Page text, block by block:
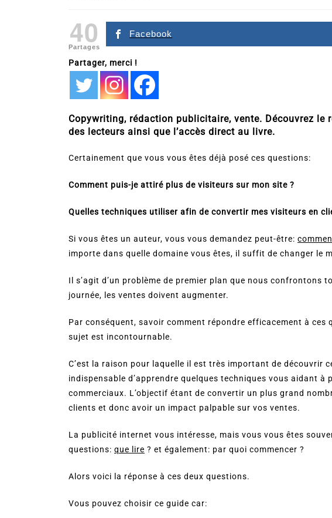
40
Partages
Facebook
Partager, merci !
Copywriting, rédaction publicitaire, vente. Découvrez le
des lecteurs ainsi que l’accès direct au livre.
Certainement que vous vous êtes déjà posé ces questions:
Comment puis-je attiré plus de visiteurs sur mon site ?
Quelles techniques utiliser afin de convertir mes visiteurs en
Si vous êtes un auteur, vous vous demandez peut-être:
importe dans quelle domaine vous êtes, il suffit de changer le
Il s’agit d’un problème de premier plan que nous confrontons
journée, les ventes doivent augmenter.
Par conséquent, savoir comment répondre efficacement à ces
sujet est incontournable.
C’est la raison pour laquelle il est très important de découvrir
indispensable d’apprendre quelques techniques vous aidant
commerciaux. L’objectif étant de convertir un plus grand
clients et donc avoir un impact palpable sur vos ventes.
La publicité internet vous intéresse, mais vous vous êtes
questions: que lire ? et également: par quoi commencer ?
Alors voici la réponse à ces deux questions.
Vous pouvez choisir ce guide car:
2026
littérature sentimentale